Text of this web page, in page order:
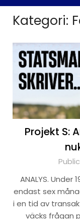
Kategori:
Projekt S:
ANALYS.
endast sex
i en tid av
väcks frågan